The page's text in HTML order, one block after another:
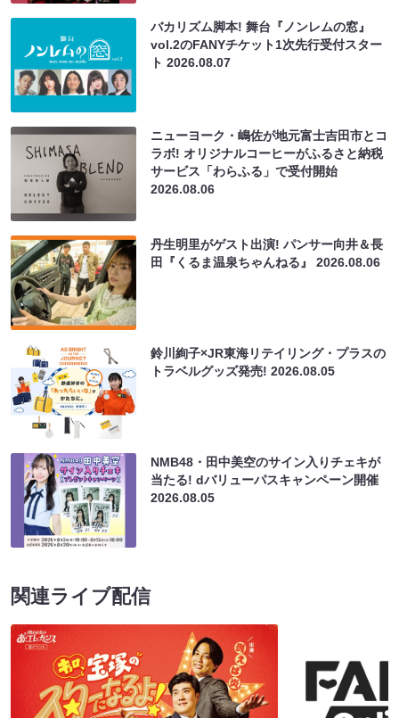
バカリズム脚本! 舞台『ノンレムの窓』
vol.2のFANYチケット1次先行受付スター
ト2026.08.07
ニューヨーク・嶋佐が地元富士吉田市とコ
ラボ! オリジナルコーヒーがふるさと納税
サービス「わらふる」で受付開始
2026.08.06
丹生明里がゲスト出演! パンサー向井＆長
田『くるま温泉ちゃんねる』2026.08.06
鈴川絢子×JR東海リテイリング・プラスの
トラベルグッズ発売!2026.08.05
NMB48・田中美空のサイン入りチェキが
当たる! dバリューパスキャンペーン開催
2026.08.05
関連ライブ配信